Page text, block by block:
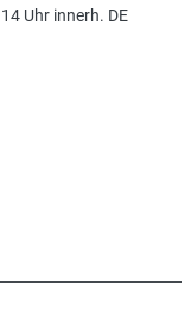
Uhr innerh. DE